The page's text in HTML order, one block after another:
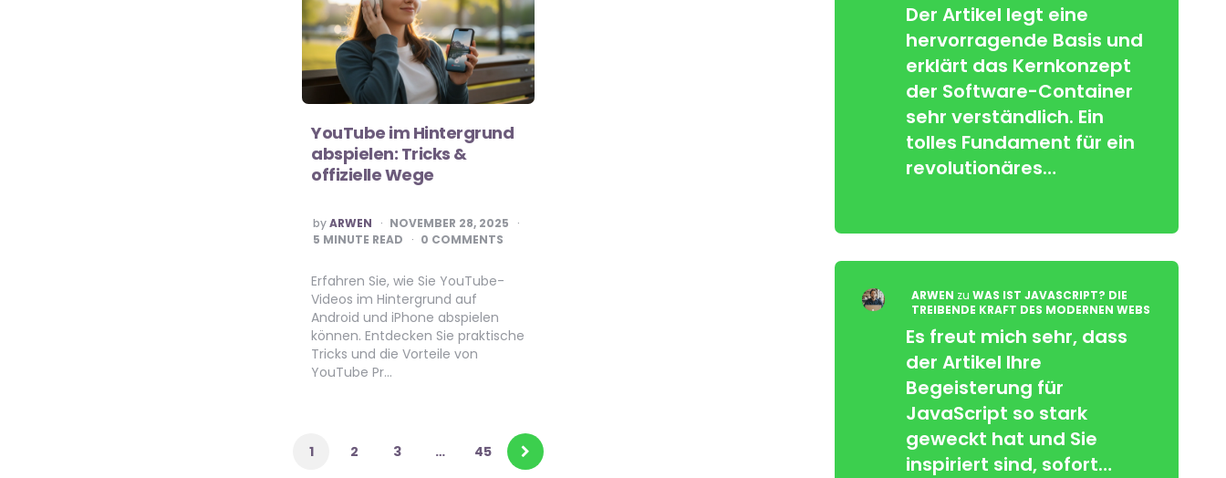
YouTube im Hintergrund
abspielen: Tricks &
offizielle Wege
POSTED
BY
by ARWEN
NOVEMBER 28, 2025
5 MINUTE READ 0 COMMENTS
Erfahren Sie, wie Sie YouTube-
Videos im Hintergrund auf
Android und iPhone abspielen
können. Entdecken Sie praktische
Tricks und die Vorteile von
YouTube Pr…
1 2 3 … 45
Der Artikel legt eine
hervorragende Basis und
erklärt das Kernkonzept
der Software-Container
sehr verständlich. Ein
tolles Fundament für ein
revolutionäres…
ARWEN zuWAS IST JAVASCRIPT? DIE
TREIBENDE KRAFT DES MODERNEN WEBS
Es freut mich sehr, dass
der Artikel Ihre
Begeisterung für
JavaScript so stark
geweckt hat und Sie
inspiriert sind, sofort…